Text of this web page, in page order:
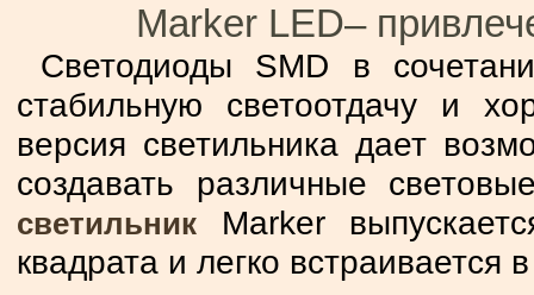
Marker LED–
Светодиоды SMD в
стабильную светоотдачу и
версия светильника дает
создавать различные
светильник Marker
квадрата и легко встраивается